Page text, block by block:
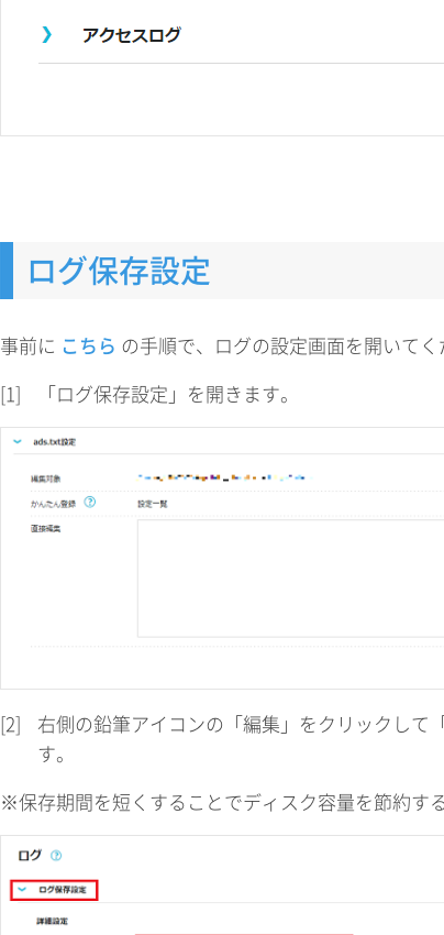
ログ保存設定
事前に こちら の手順で、ログの設定画面を開いて
[1]
「ログ保存設定」を開きます。
[2]
右側の鉛筆アイコンの「編集」をクリックして
す。
※保存期間を短くすることでディスク容量を節約す